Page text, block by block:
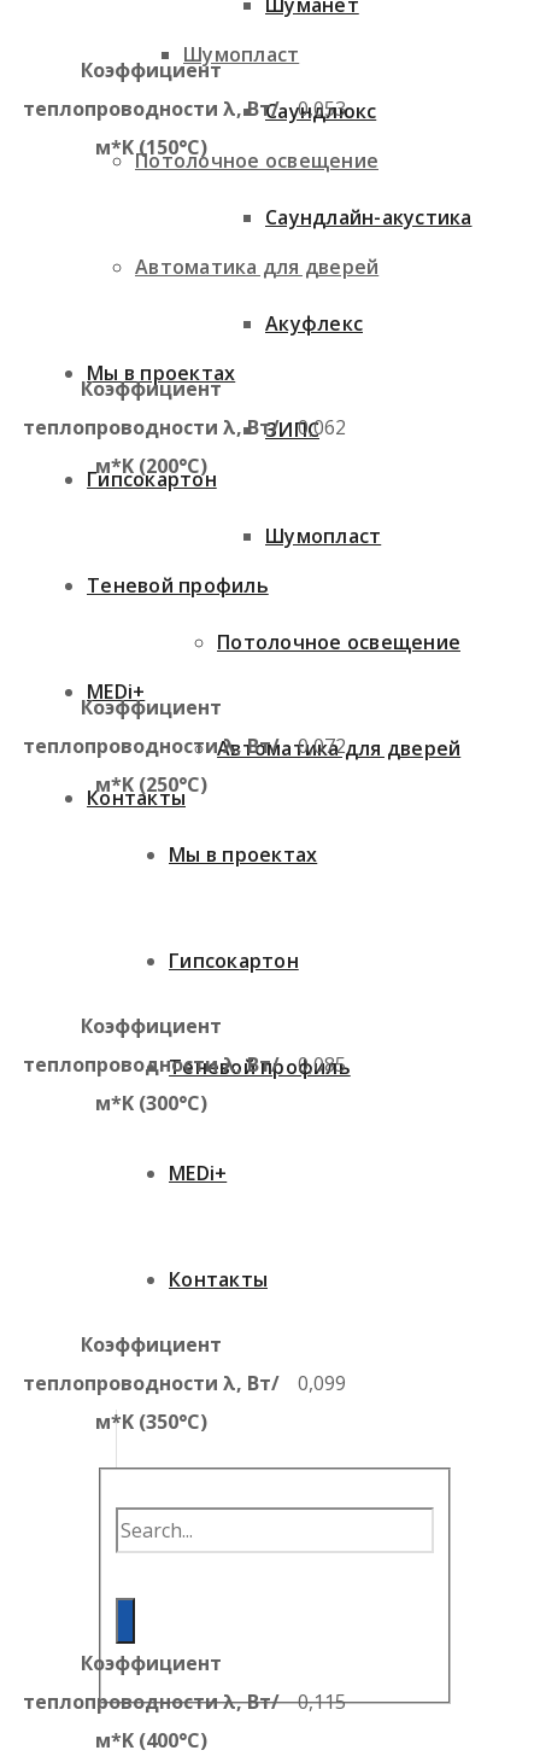
Шумопласт
Потолочное освещение
Автоматика для дверей
Мы в проектах
Гипсокартон
Теневой профиль
MEDi+
Контакты
Саундлюкс
Саундлайн-акустика
Акуфлекс
ЗИПС
Шумопласт
Потолочное освещение
Автоматика для дверей
Мы в проектах
Гипсокартон
Теневой профиль
MEDi+
Контакты
Коэффициент
теплопроводности λ, Вт/
м*K (150°C)
0,053
Коэффициент
теплопроводности λ, Вт/
м*K (200°C)
0,062
Коэффициент
теплопроводности λ, Вт/
м*K (250°C)
0,072
Коэффициент
теплопроводности λ, Вт/
м*K (300°C)
0,085
Коэффициент
теплопроводности λ, Вт/
м*K (350°C)
0,099
Коэффициент
теплопроводности λ, Вт/
м*K (400°C)
0,115